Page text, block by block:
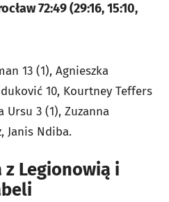
72:49 (29:16, 15:10,
13 (1), Agnieszka
10, Kourtney Teffers
Ursu 3 (1), Zuzanna
Janis Ndiba.
Legionowią i